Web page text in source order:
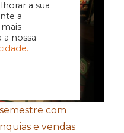
a sua
a
a nossa
com
e vendas